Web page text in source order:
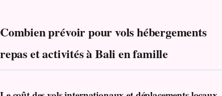
Combien prévoir pour vols hébergements
repas et activités à Bali en famille